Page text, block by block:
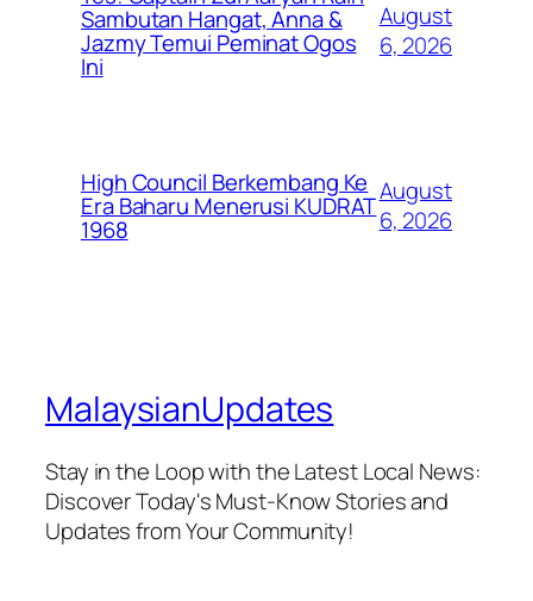
Sambutan Hangat, Anna &
Jazmy Temui Peminat Ogos
Ini
August
6, 2026
High Council Berkembang Ke
Era Baharu Menerusi KUDRAT
1968
August
6, 2026
MalaysianUpdates
Stay in the Loop with the Latest Local News:
Discover Today's Must-Know Stories and
Updates from Your Community!